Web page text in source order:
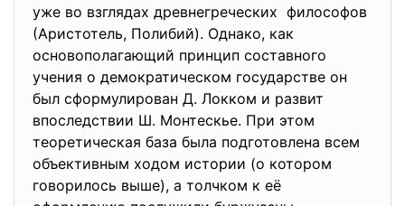
уже во взглядах древнегреческих философов
(Аристотель, Полибий). Однако, как
основополагающий принцип составного
учения о демократическом государстве он
был сформулирован Д. Локком и развит
впоследствии Ш. Монтескье. При этом
теоретическая база была подготовлена всем
объективным ходом истории (о котором
говорилось выше), а толчком к её